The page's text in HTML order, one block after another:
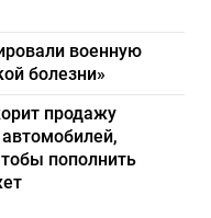
военную
болезни»
продажу
пополнить